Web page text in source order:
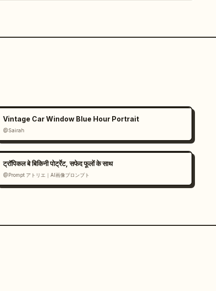
Vintage Car Window Blue Hour Portrait
@Sairah
ट्रॉपिकल बे बिकिनी पोर्ट्रेट, सफेद फूलों के साथ
@Prompt アトリエ｜AI画像プロンプト